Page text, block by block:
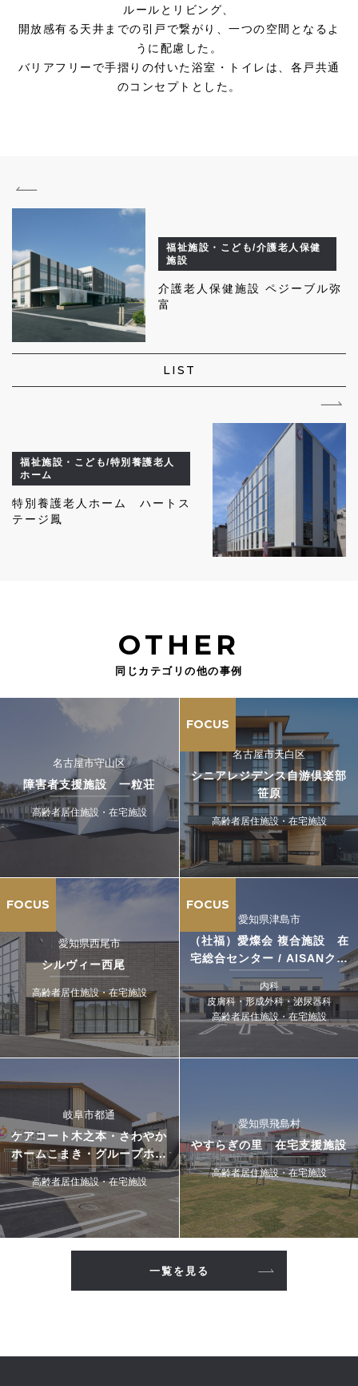
ルールとリビング、
開放感有る天井までの引戸で繋がり、一つの空間となるよ
うに配慮した。
バリアフリーで手摺りの付いた浴室・トイレは、各戸共通
のコンセプトとした。
福祉施設・こども/介護老人保健
施設
介護老人保健施設 ペジーブル弥
富
LIST
福祉施設・こども/特別養護老人
ホーム
特別養護老人ホーム ハートス
テージ鳳
OTHER
同じカテゴリの他の事例
名古屋市守山区
障害者支援施設 一粒荘
高齢者居住施設・在宅施設
FOCUS
名古屋市天白区
シニアレジデンス自游倶楽部
笹原
高齢者居住施設・在宅施設
FOCUS
愛知県西尾市
シルヴィー西尾
高齢者居住施設・在宅施設
FOCUS
愛知県津島市
（社福）愛燦会 複合施設 在
宅総合センター / AISANクリ
ニック
内科
皮膚科・形成外科・泌尿器科
高齢者居住施設・在宅施設
岐阜市都通
ケアコート木之本・さわやか
ホームこまき・グループホー
ムこまき
高齢者居住施設・在宅施設
愛知県飛島村
やすらぎの里 在宅支援施設
高齢者居住施設・在宅施設
一覧を見る